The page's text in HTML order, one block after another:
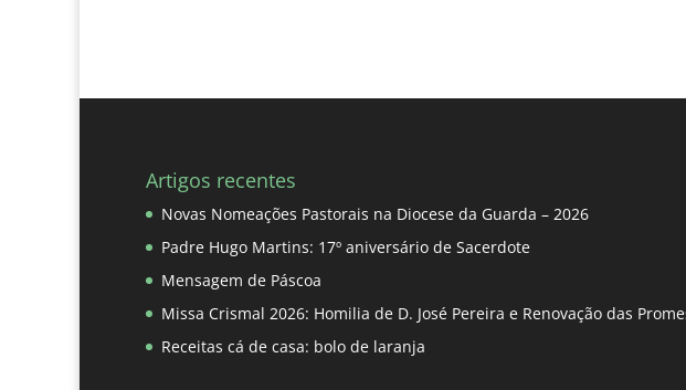
Artigos recentes
Novas Nomeações Pastorais na Diocese da Guarda – 2026
Padre Hugo Martins: 17º aniversário de Sacerdote
Mensagem de Páscoa
Missa Crismal 2026: Homilia de D. José Pereira e Renovação das
Receitas cá de casa: bolo de laranja